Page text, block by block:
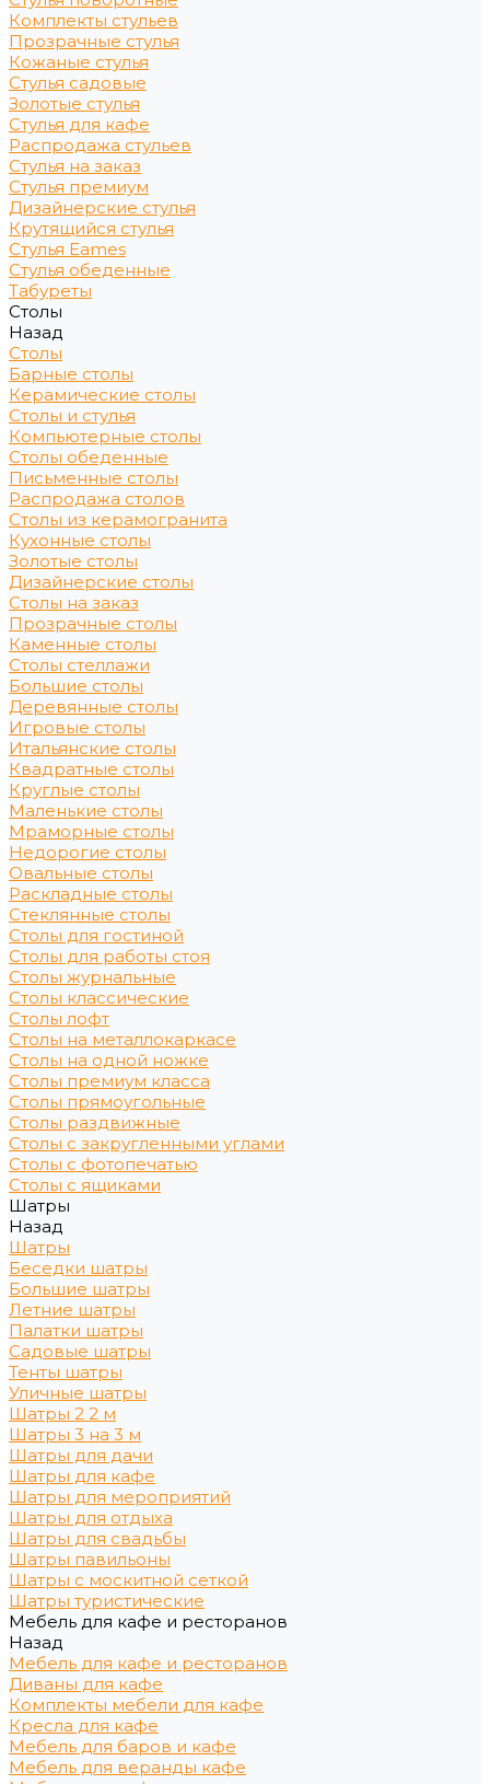
Комплекты стульев
Прозрачные стулья
Кожаные стулья
Стулья садовые
Золотые стулья
Стулья для кафе
Распродажа стульев
Стулья на заказ
Стулья премиум
Дизайнерские стулья
Крутящийся стулья
Стулья Eames
Стулья обеденные
Табуреты
Столы
Назад
Столы
Барные столы
Керамические столы
Столы и стулья
Компьютерные столы
Столы обеденные
Письменные столы
Распродажа столов
Столы из керамогранита
Кухонные столы
Золотые столы
Дизайнерские столы
Столы на заказ
Прозрачные столы
Каменные столы
Столы стеллажи
Большие столы
Деревянные столы
Игровые столы
Итальянские столы
Квадратные столы
Круглые столы
Маленькие столы
Мраморные столы
Недорогие столы
Овальные столы
Раскладные столы
Стеклянные столы
Столы для гостиной
Столы для работы стоя
Столы журнальные
Столы классические
Столы лофт
Столы на металлокаркасе
Столы на одной ножке
Столы премиум класса
Столы прямоугольные
Столы раздвижные
Столы с закругленными углами
Столы с фотопечатью
Столы с ящиками
Шатры
Назад
Шатры
Беседки шатры
Большие шатры
Летние шатры
Палатки шатры
Садовые шатры
Тенты шатры
Уличные шатры
Шатры 2 2 м
Шатры 3 на 3 м
Шатры для дачи
Шатры для кафе
Шатры для мероприятий
Шатры для отдыха
Шатры для свадьбы
Шатры павильоны
Шатры с москитной сеткой
Шатры туристические
Мебель для кафе и ресторанов
Назад
Мебель для кафе и ресторанов
Диваны для кафе
Комплекты мебели для кафе
Кресла для кафе
Мебель для баров и кафе
Мебель для веранды кафе